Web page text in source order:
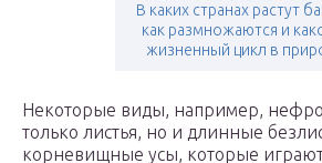
В каких странах растут
как размножаются и
жизненный цикл в
Некоторые виды, например,
только листья, но и длинные
корневищные усы, которые